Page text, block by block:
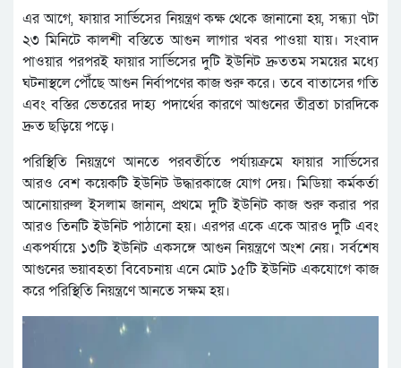
এর আগে, ফায়ার সার্ভিসের নিয়ন্ত্রণ কক্ষ থেকে জানানো হয়, সন্ধ্যা ৭টা
২৩ মিনিটে কালশী বস্তিতে আগুন লাগার খবর পাওয়া যায়। সংবাদ
পাওয়ার পরপরই ফায়ার সার্ভিসের দুটি ইউনিট দ্রুততম সময়ের মধ্যে
ঘটনাস্থলে পৌঁছে আগুন নির্বাপণের কাজ শুরু করে। তবে বাতাসের গতি
এবং বস্তির ভেতরের দাহ্য পদার্থের কারণে আগুনের তীব্রতা চারদিকে
দ্রুত ছড়িয়ে পড়ে।
পরিস্থিতি নিয়ন্ত্রণে আনতে পরবর্তীতে পর্যায়ক্রমে ফায়ার সার্ভিসের
আরও বেশ কয়েকটি ইউনিট উদ্ধারকাজে যোগ দেয়। মিডিয়া কর্মকর্তা
আনোয়ারুল ইসলাম জানান, প্রথমে দুটি ইউনিট কাজ শুরু করার পর
আরও তিনটি ইউনিট পাঠানো হয়। এরপর একে একে আরও দুটি এবং
একপর্যায়ে ১৩টি ইউনিট একসঙ্গে আগুন নিয়ন্ত্রণে অংশ নেয়। সর্বশেষ
আগুনের ভয়াবহতা বিবেচনায় এনে মোট ১৫টি ইউনিট একযোগে কাজ
করে পরিস্থিতি নিয়ন্ত্রণে আনতে সক্ষম হয়।